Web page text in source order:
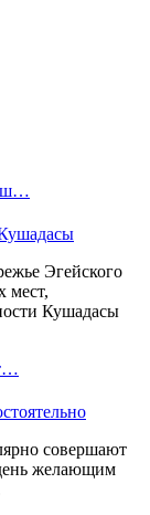
Эгейского
мест,
Кушадасы
совершают
желающим